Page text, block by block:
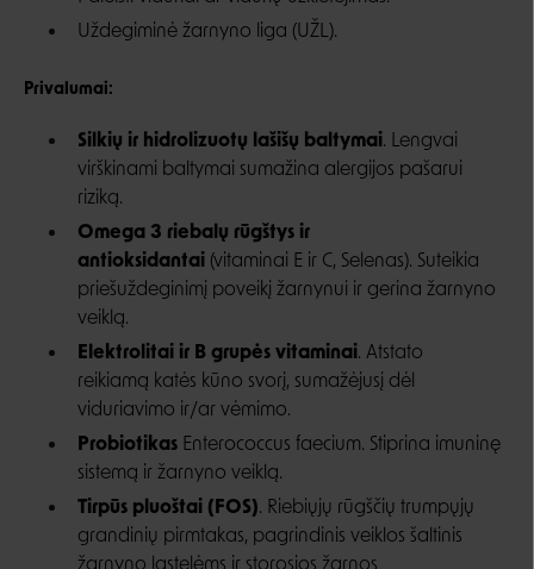
Uždegiminė žarnyno liga (UŽL).
Privalumai:
Silkių ir hidrolizuotų lašišų baltymai. Lengvai
virškinami baltymai sumažina alergijos pašarui
riziką.
Omega 3 riebalų rūgštys ir
antioksidantai (vitaminai E ir C, Selenas). Suteikia
priešuždeginimį poveikį žarnynui ir gerina žarnyno
veiklą.
Elektrolitai ir B grupės vitaminai. Atstato
reikiamą katės kūno svorį, sumažėjusį dėl
viduriavimo ir/ar vėmimo.
Probiotikas Enterococcus faecium. Stiprina imuninę
sistemą ir žarnyno veiklą.
Tirpūs pluoštai (FOS). Riebiųjų rūgščių trumpųjų
grandinių pirmtakas, pagrindinis veiklos šaltinis